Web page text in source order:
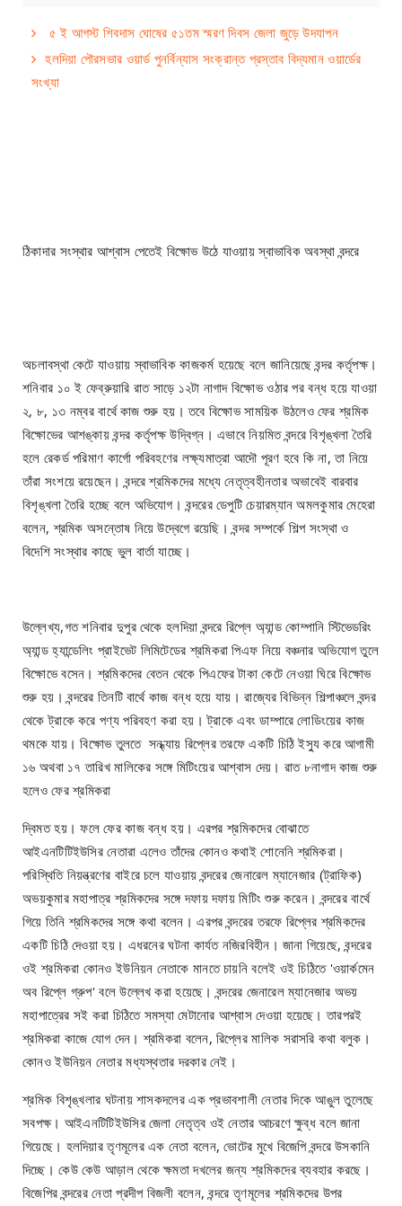
৫ ই আগস্ট শিবদাস ঘোষের ৫১তম স্মরণ দিবস জেলা জুড়ে উদযাপন
হলদিয়া পৌরসভার ওয়ার্ড পুনর্বিন্যাস সংক্রান্ত প্রস্তাব বিদ্যমান ওয়ার্ডের
সংখ্যা
ঠিকাদার সংস্থার আশ্বাস পেতেই বিক্ষোভ উঠে যাওয়ায় স্বাভাবিক অবস্থা বন্দরে
অচলাবস্থা কেটে যাওয়ায় স্বাভাবিক কাজকর্ম হয়েছে বলে জানিয়েছে বন্দর কর্তৃপক্ষ।
শনিবার ১০ ই ফেব্রুয়ারি রাত সাড়ে ১২টা নাগাদ বিক্ষোভ ওঠার পর বন্ধ হয়ে যাওয়া
২, ৮, ১৩ নম্বর বার্থে কাজ শুরু হয়। তবে বিক্ষোভ সাময়িক উঠলেও ফের শ্রমিক
বিক্ষোভের আশঙ্কায় বন্দর কর্তৃপক্ষ উদ্বিগ্ন। এভাবে নিয়মিত বন্দরে বিশৃঙ্খলা তৈরি
হলে রেকর্ড পরিমাণ কার্গো পরিবহণের লক্ষ্যমাত্রা আদৌ পূরণ হবে কি না, তা নিয়ে
তাঁরা সংশয়ে রয়েছেন। বন্দরে শ্রমিকদের মধ্যে নেতৃত্বহীনতার অভাবেই বারবার
বিশৃঙ্খলা তৈরি হচ্ছে বলে অভিযোগ। বন্দরের ডেপুটি চেয়ারম্যান অমলকুমার মেহেরা
বলেন, শ্রমিক অসন্তোষ নিয়ে উদ্বেগে রয়েছি। বন্দর সম্পর্কে শিল্প সংস্থা ও
বিদেশি সংস্থার কাছে ভুল বার্তা যাচ্ছে।
উল্লেখ্য,গত শনিবার দুপুর থেকে হলদিয়া বন্দরে রিপ্লে অ্যান্ড কোম্পানি স্টিভেডরিং
অ্যান্ড হ্যান্ডেলিং প্রাইভেট লিমিটেডের শ্রমিকরা পিএফ নিয়ে বঞ্চনার অভিযোগ তুলে
বিক্ষোভে বসেন। শ্রমিকদের বেতন থেকে পিএফের টাকা কেটে নেওয়া ঘিরে বিক্ষোভ
শুরু হয়। বন্দরের তিনটি বার্থে কাজ বন্ধ হয়ে যায়। রাজ্যের বিভিন্ন শিল্পাঞ্চলে বন্দর
থেকে ট্রাকে করে পণ্য পরিবহণ করা হয়। ট্রাকে এবং ডাম্পারে লোডিংয়ের কাজ
থমকে যায়। বিক্ষোভ তুলতে সন্ধ্যায় রিপ্লের তরফে একটি চিঠি ইস্যু করে আগামী
১৬ অথবা ১৭ তারিখ মালিকের সঙ্গে মিটিংয়ের আশ্বাস দেয়। রাত ৮নাগাদ কাজ শুরু
হলেও ফের শ্রমিকরা
দ্বিমত হয়। ফলে ফের কাজ বন্ধ হয়। এরপর শ্রমিকদের বোঝাতে
আইএনটিটিইউসির নেতারা এলেও তাঁদের কোনও কথাই শোনেনি শ্রমিকরা।
পরিস্থিতি নিয়ন্ত্রণের বাইরে চলে যাওয়ায় বন্দরের জেনারেল ম্যানেজার (ট্রাফিক)
অভয়কুমার মহাপাত্র শ্রমিকদের সঙ্গে দফায় দফায় মিটিং শুরু করেন। বন্দরের বার্থে
গিয়ে তিনি শ্রমিকদের সঙ্গে কথা বলেন। এরপর বন্দরের তরফে রিপ্লের শ্রমিকদের
একটি চিঠি দেওয়া হয়। এধরনের ঘটনা কার্যত নজিরবিহীন। জানা গিয়েছে, বন্দরের
ওই শ্রমিকরা কোনও ইউনিয়ন নেতাকে মানতে চায়নি বলেই ওই চিঠিতে 'ওয়ার্কমেন
অব রিপ্লে গ্রুপ' বলে উল্লেখ করা হয়েছে। বন্দরের জেনারেল ম্যানেজার অভয়
মহাপাত্রের সই করা চিঠিতে সমস্যা মেটানোর আশ্বাস দেওয়া হয়েছে। তারপরই
শ্রমিকরা কাজে যোগ দেন। শ্রমিকরা বলেন, রিপ্লের মালিক সরাসরি কথা বলুক।
কোনও ইউনিয়ন নেতার মধ্যস্থতার দরকার নেই।
শ্রমিক বিশৃঙ্খলার ঘটনায় শাসকদলের এক প্রভাবশালী নেতার দিকে আঙুল তুলেছে
সবপক্ষ। আইএনটিটিইউসির জেলা নেতৃত্ব ওই নেতার আচরণে ক্ষুব্ধ বলে জানা
গিয়েছে। হলদিয়ার তৃণমূলের এক নেতা বলেন, ভোটের মুখে বিজেপি বন্দরে উসকানি
দিচ্ছে। কেউ কেউ আড়াল থেকে ক্ষমতা দখলের জন্য শ্রমিকদের ব্যবহার করছে।
বিজেপির বন্দরের নেতা প্রদীপ বিজলী বলেন, বন্দরে তৃণমূলের শ্রমিকদের উপর